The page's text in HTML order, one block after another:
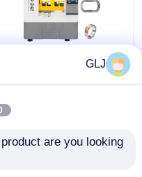
محاور 5 محاور
GLJ
are you looking